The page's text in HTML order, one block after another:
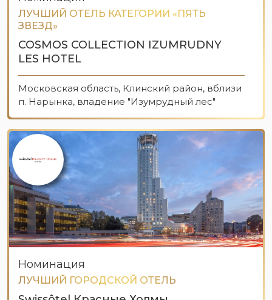
ЛУЧШИЙ ОТЕЛЬ КАТЕГОРИИ «ПЯТЬ
ЗВЕЗД»
COSMOS COLLECTION IZUMRUDNY
LES HOTEL
Московская область, Клинский район, вблизи
п. Нарынка, владение "Изумрудный лес"
Номинация
ЛУЧШИЙ ГОРОДСКОЙ ОТЕЛЬ